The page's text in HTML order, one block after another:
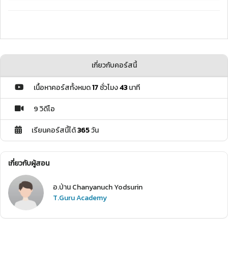
เกี่ยวกับคอร์สนี้
เนื้อหาคอร์สทั้งหมด17ชั่วโมง43นาที
9 วิดีโอ
เรียนคอร์สนี้ได้365วัน
เกี่ยวกับผู้สอน
อ.ป่าน Chanyanuch Yodsurin
T.Guru Academy